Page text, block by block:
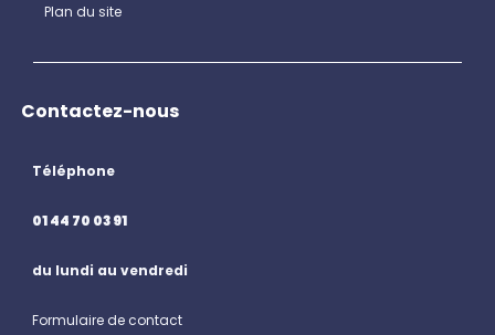
Plan du site
Contactez-nous
Téléphone
01 44 70 03 91
du lundi au vendredi
Formulaire de contact